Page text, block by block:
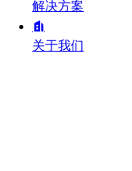
解决方案
关于我们